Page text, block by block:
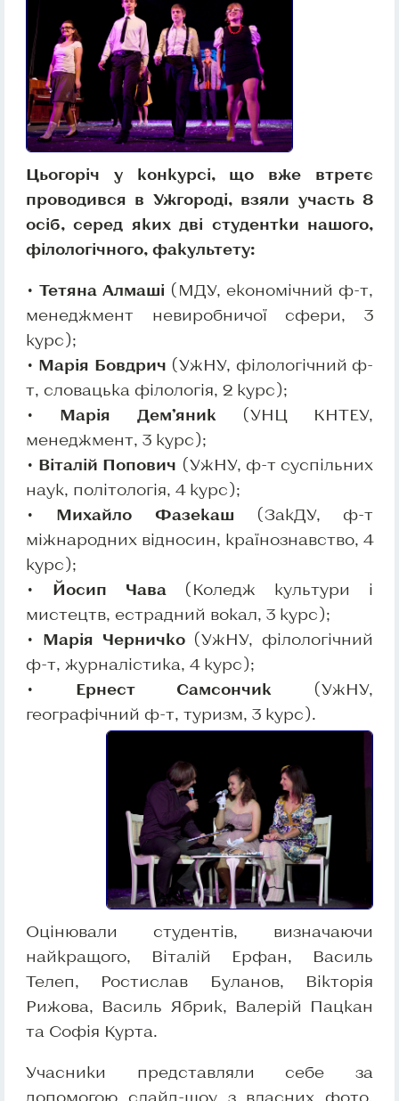
Цьогоріч у конкурсі, що вже втретє
проводився в Ужгороді, взяли участь 8
осіб, серед яких дві студентки нашого,
філологічного, факультету:
• Тетяна Алмаші (МДУ, економічний ф-т,
менеджмент невиробничої сфери, 3
курс);
• Марія Бовдрич (УжНУ, філологічний ф-
т, словацька філологія, 2 курс);
• Марія Дем’яник (УНЦ КНТЕУ,
менеджмент, 3 курс);
• Віталій Попович (УжНУ, ф-т суспільних
наук, політологія, 4 курс);
• Михайло Фазекаш (ЗакДУ, ф-т
міжнародних відносин, країнознавство, 4
курс);
• Йосип Чава (Коледж культури і
мистецтв, естрадний вокал, 3 курс);
• Марія Черничко(УжНУ, філологічний
ф-т, журналістика, 4 курс);
• Ернест Самсончик (УжНУ,
географічний ф-т, туризм, 3 курс).
Оцінювали студентів, визначаючи
найкращого, Віталій Ерфан, Василь
Телеп, Ростислав Буланов, Вікторія
Рижова, Василь Ябрик, Валерій Пацкан
та Софія Курта.
Учасники представляли себе за
допомогою слайд-шоу з власних фото,